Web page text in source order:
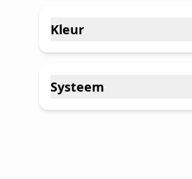
Kleur
filter
Systeem
filter